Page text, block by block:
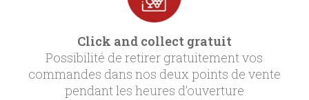
Click and collect gratuit
Possibilité de retirer gratuitement vos
commandes dans nos deux points de vente
pendant les heures d’ouverture